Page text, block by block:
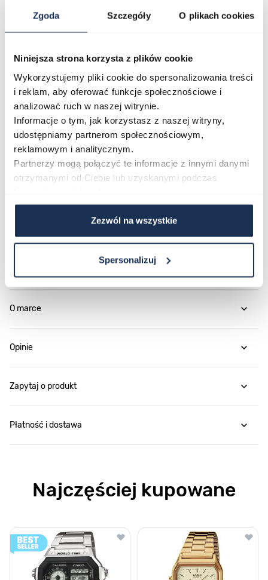
Zgoda Szczegóły O plikach cookies
Niniejsza strona korzysta z plików cookie
Wykorzystujemy pliki cookie do spersonalizowania treści
i reklam, aby oferować funkcje społecznościowe i
analizować ruch w naszej witrynie.
Informacje o tym, jak korzystasz z naszej witryny,
udostępniamy partnerom społecznościowym,
reklamowym i analitycznym.
Partnerzy mogą połączyć te informacje z innymi danymi
otrzymanymi od Ciebie lub uzyskanymi podczas
Zezwól na wszystkie
Spersonalizuj
konkretnych funkcji, a nie jedynie ozdobnego dodatku.
Niebieska tarcza z chronografem sygnalizuje
bransoleta zapewnia trwałość w długotrwałym
użytkowaniu. Model wpisuje się w filozofię Seiko –
zegarek powinien służyć precyzją i niezawodnością
każdego dnia.
Połączenie stylu i funkcjonalności
Seiko SSB459P1 to zegarek, w którym japońska jakość
wykonania spotyka się z praktycznym zestawem
funkcji – chronografem, datownikiem i szkłem
zegarek będzie trafnym wyborem.
O marce
Opinie
Zapytaj o produkt
Płatność i dostawa
Najczęściej kupowane
Poruszanie się po elementach karuzeli jest możliwe za pomocą
Naciśnij, aby pominąć karuzelę
Naciśnij, aby przejść do nawigacji karuzeli